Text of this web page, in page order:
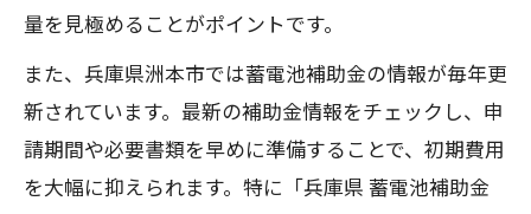
量を見極めることがポイントです。
また、兵庫県洲本市では蓄電池補助金の情報が毎年更
新されています。最新の補助金情報をチェックし、申
請期間や必要書類を早めに準備することで、初期費用
を大幅に抑えられます。特に「兵庫県 蓄電池補助金